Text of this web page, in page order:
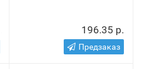
196.35 р.
Предзаказ